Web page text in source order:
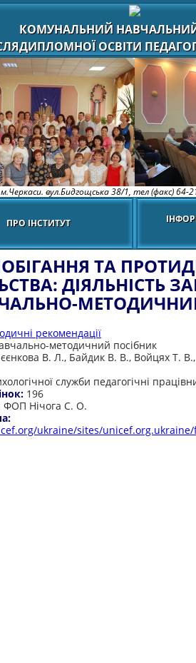
КОМУНАЛЬНИЙ
ОСВІТИ
вул.Бидгощська 38/1, тел (факс) 64-
ПРО ІНСТИТУТ
ТА
ДІЯЛЬНІСТЬ
рекомендації
методичний посібник
В. Л., Байдик В. В., Войцях Т.
служби педагогічні
196
ФОП Нічога С. О.
ukraine/sites/unicef.org.ukraine/